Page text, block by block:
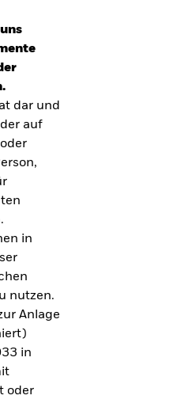
Wie
dar und
auf
in
nutzen.
Anlage
in
oder